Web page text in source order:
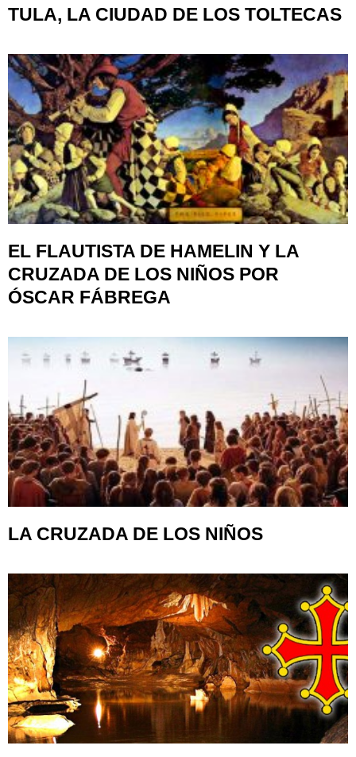
TULA, LA CIUDAD DE LOS TOLTECAS
EL FLAUTISTA DE HAMELIN Y LA
CRUZADA DE LOS NIÑOS POR
ÓSCAR FÁBREGA
LA CRUZADA DE LOS NIÑOS